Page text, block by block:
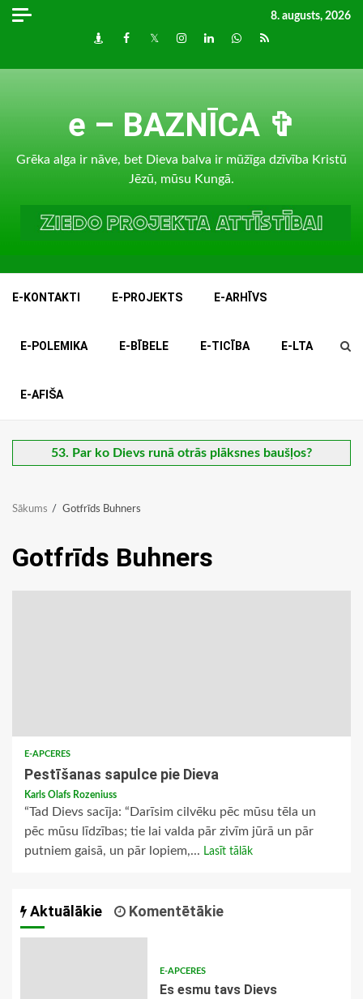
Skip
8. augusts, 2026
DraugiemFacebook
TwitterInstagram
LinkedInwhatsapp
RSS
e – BAZNĪCA ✞
Grēka alga ir nāve, bet Dieva balva ir mūžīga dzīvība Kristū
Jēzū, mūsu Kungā.
E-KONTAKTI E-PROJEKTS E-ARHĪVS
E-POLEMIKA E-BĪBELE E-TICĪBA E-LTA
E-AFIŠA
53. Par ko Dievs runā otrās plāksnes baušļos?
Sākums Gotfrīds Buhners
Gotfrīds Buhners
E-APCERES
Pestīšanas sapulce pie Dieva
Karls Olafs Rozeniuss
“Tad Dievs sacīja: “Darīsim cilvēku pēc mūsu tēla un
pēc mūsu līdzības; tie lai valda pār zivīm jūrā un pār
putniem gaisā, un pār lopiem,... Lasīt tālāk
Aktuālākie Komentētākie
E-APCERES
Es esmu tavs Dievs